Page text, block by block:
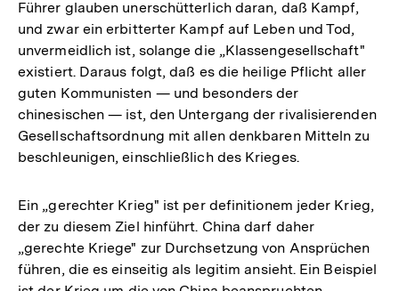
Führer glauben unerschütterlich daran, daß Kampf,
und zwar ein erbitterter Kampf auf Leben und Tod,
unvermeidlich ist, solange die „Klassengesellschaft"
existiert. Daraus folgt, daß es die heilige Pflicht aller
guten Kommunisten — und besonders der
chinesischen — ist, den Untergang der rivalisierenden
Gesellschaftsordnung mit allen denkbaren Mitteln zu
beschleunigen, einschließlich des Krieges.
Ein „gerechter Krieg" ist per definitionem jeder Krieg,
der zu diesem Ziel hinführt. China darf daher
„gerechte Kriege" zur Durchsetzung von Ansprüchen
führen, die es einseitig als legitim ansieht. Ein Beispiel